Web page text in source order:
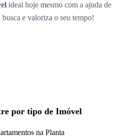
ideal hoje mesmo com a ajuda de
e valoriza o seu tempo!
por tipo de Imóvel
na Planta